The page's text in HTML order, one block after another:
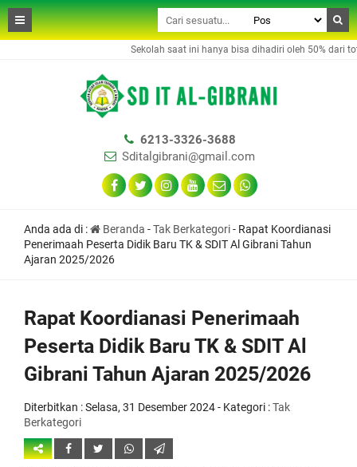
Sekolah saat ini hanya bisa dihadiri oleh 50% dari
6213-3326-3688
Sditalgibrani@gmail.com
Anda ada di : Beranda -Tak Berkategori- Rapat Koordianasi
Penerimaah Peserta Didik Baru TK & SDIT Al Gibrani Tahun
Ajaran 2025/2026
Rapat Koordianasi Penerimaah
Peserta Didik Baru TK & SDIT Al
Gibrani Tahun Ajaran 2025/2026
Diterbitkan :Selasa, 31 Desember 2024- Kategori :Tak
Berkategori